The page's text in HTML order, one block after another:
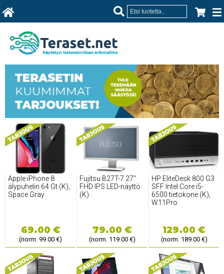
Apple iPhone 8
älypuhelin 64 Gt (K),
Space Gray
69.00 €
(norm. 99.00 €)
Fujitsu B27T-7 27''
FHD IPS LED-näyttö
(K)
79.00 €
(norm. 119.00 €)
HP EliteDesk 800 G3
SFF Intel Core i5-
6500 tietokone (K),
W11Pro
129.00 €
(norm. 189.00 €)